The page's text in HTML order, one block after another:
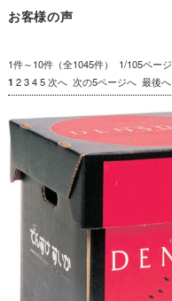
お客様の声
1件～10件（全1045件） 1/105ページ
1 2345次へ 次の5ページへ 最後へ